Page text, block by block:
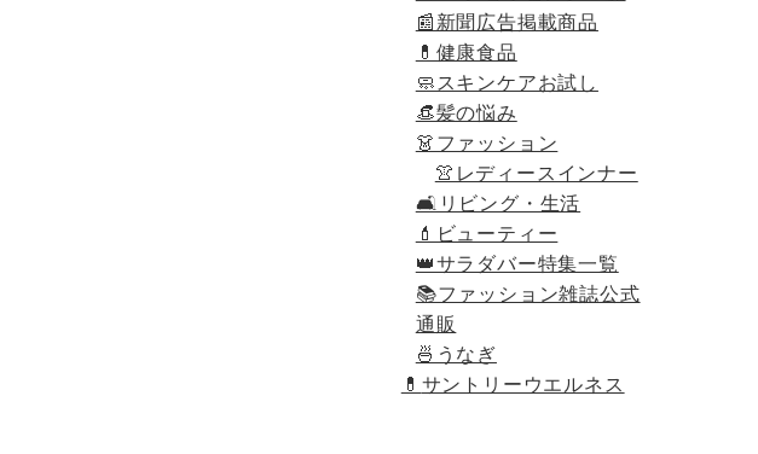
📰新聞広告掲載商品
💊健康食品
🧼スキンケアお試し
👒髪の悩み
👗ファッション
👚レディースインナー
🛋リビング・生活
💄ビューティー
👑サラダバー特集一覧
📚ファッション雑誌公式
通販
🍜うなぎ
💊 サントリーウエルネス